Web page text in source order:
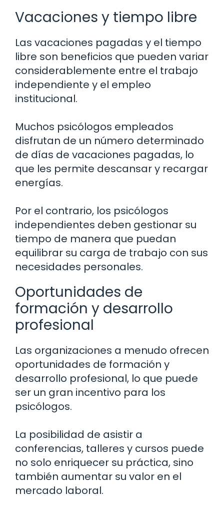
Vacaciones y tiempo libre
Las vacaciones pagadas y el tiempo
libre son beneficios que pueden variar
considerablemente entre el trabajo
independiente y el empleo
institucional.
Muchos psicólogos empleados
disfrutan de un número determinado
de días de vacaciones pagadas, lo
que les permite descansar y recargar
energías.
Por el contrario, los psicólogos
independientes deben gestionar su
tiempo de manera que puedan
equilibrar su carga de trabajo con sus
necesidades personales.
Oportunidades de
formación y desarrollo
profesional
Las organizaciones a menudo ofrecen
oportunidades de formación y
desarrollo profesional, lo que puede
ser un gran incentivo para los
psicólogos.
La posibilidad de asistir a
conferencias, talleres y cursos puede
no solo enriquecer su práctica, sino
también aumentar su valor en el
mercado laboral.